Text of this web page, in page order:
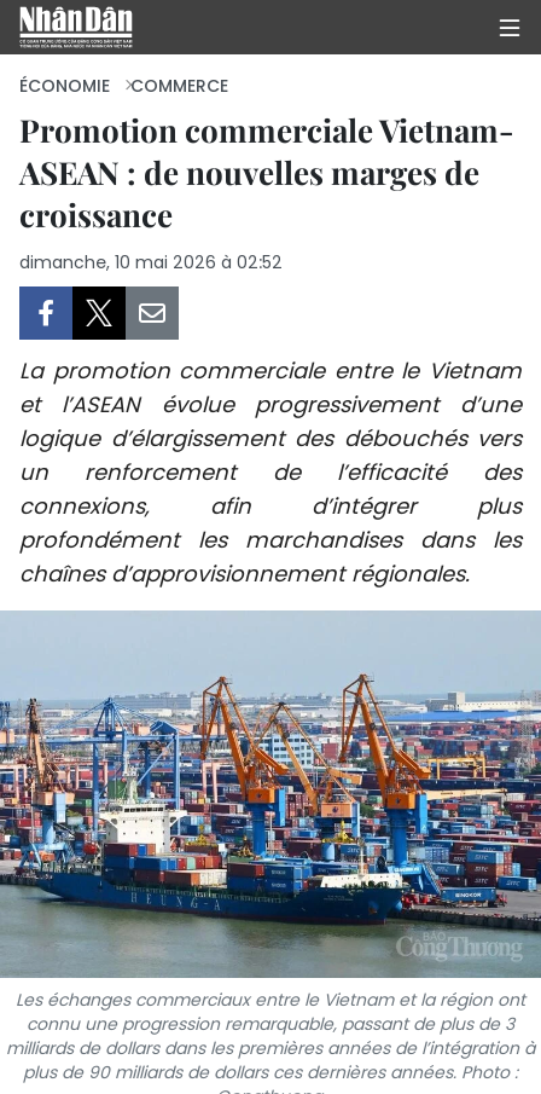
PAGE D'ACCUEIL
CULTURE
TOURISME
ENVIRONNEMENT
SPORT
PAYS NATAL
INTERNATIONAL
MÉGASTORIE
INFOGRAPHIE
PHOTO
VIDÉO
À PROPOS DU "PEUPLE"
ÉCONOMIE COMMERCE
Promotion commerciale Vietnam-
ASEAN : de nouvelles marges de
croissance
dimanche, 10 mai 2026 à 02:52
La promotion commerciale entre le Vietnam
et l’ASEAN évolue progressivement d’une
logique d’élargissement des débouchés vers
un renforcement de l’efficacité des
connexions, afin d’intégrer plus
profondément les marchandises dans les
chaînes d’approvisionnement régionales.
Les échanges commerciaux entre le Vietnam et la région ont
connu une progression remarquable, passant de plus de 3
milliards de dollars dans les premières années de l’intégration à
plus de 90 milliards de dollars ces dernières années. Photo :